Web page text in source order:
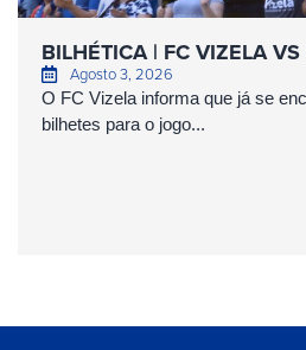
BILHÉTICA | FC VIZELA
Agosto 3, 2026
O FC Vizela informa que já se
bilhetes para o jogo...